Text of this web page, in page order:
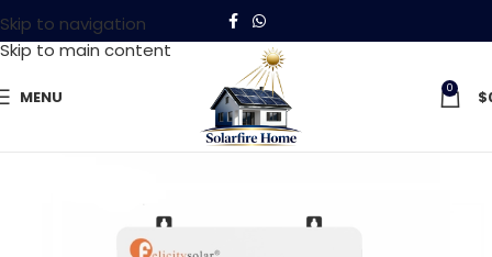
Skip to navigation
Skip to main content
MENU 0 $